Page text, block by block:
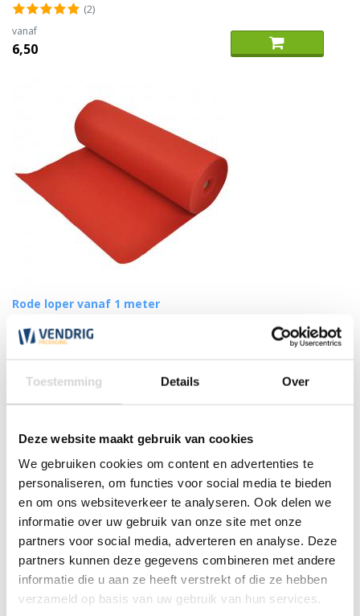
Toestemming Details Over
Deze website maakt gebruik van cookies
We gebruiken cookies om content en advertenties te
personaliseren, om functies voor social media te bieden
en om ons websiteverkeer te analyseren. Ook delen we
informatie over uw gebruik van onze site met onze
partners voor social media, adverteren en analyse. Deze
partners kunnen deze gegevens combineren met andere
informatie die u aan ze heeft verstrekt of die ze hebben
verzameld op basis van uw gebruik van hun services.
(2)
vanaf
6,50
Rode loper vanaf 1 meter
vanaf